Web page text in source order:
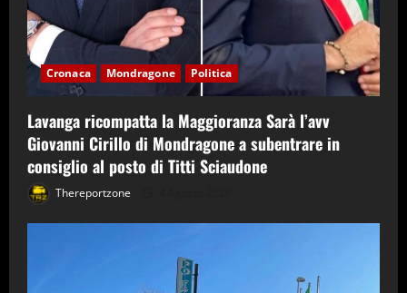
Cronaca Mondragone Politica
Lavanga ricompatta la Maggioranza Sarà l’avv
Giovanni Cirillo di Mondragone a subentrare in
consiglio al posto di Titti Sciaudone
Thereportzone